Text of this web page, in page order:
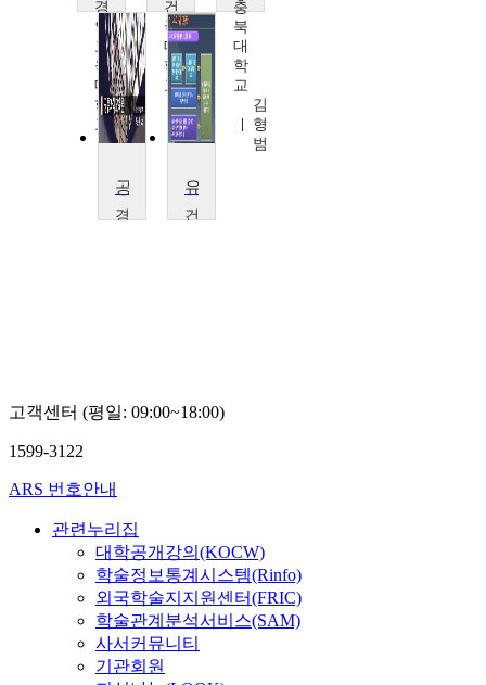
경
인
교
육
대
학
교
신
경
건
국
대
학
교
권
희
경
충
북
대
학
교
김
형
범
경
건
고객센터 (평일: 09:00~18:00)
1599-3122
ARS 번호안내
관련누리집
대학공개강의(KOCW)
학술정보통계시스템(Rinfo)
외국학술지지원센터(FRIC)
학술관계분석서비스(SAM)
사서커뮤니티
기관회원